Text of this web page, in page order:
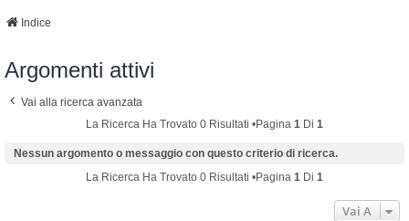
Indice
Argomenti attivi
Vai alla ricerca avanzata
La Ricerca Ha Trovato 0 Risultati •Pagina 1 Di 1
Nessun argomento o messaggio con questo criterio di ricerca.
La Ricerca Ha Trovato 0 Risultati •Pagina 1 Di 1
Vai A